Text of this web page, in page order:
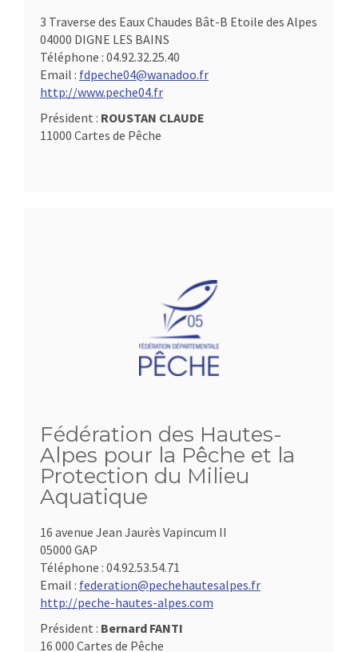
3 Traverse des Eaux Chaudes Bât-B Etoile des Alpes
04000 DIGNE LES BAINS
Téléphone : 04.92.32.25.40
Email : fdpeche04@wanadoo.fr
http://www.peche04.fr
Président : ROUSTAN CLAUDE
11000 Cartes de Pêche
Fédération des Hautes-
Alpes pour la Pêche et la
Protection du Milieu
Aquatique
16 avenue Jean Jaurès Vapincum II
05000 GAP
Téléphone : 04.92.53.54.71
Email : federation@pechehautesalpes.fr
http://peche-hautes-alpes.com
Président : Bernard FANTI
16 000 Cartes de Pêche